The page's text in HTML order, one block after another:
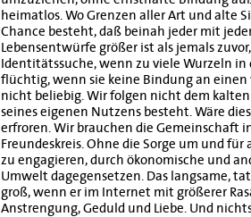
heimatlos. Wo Grenzen aller Art und alte
Chance besteht, daß beinah jeder mit
Lebensentwürfe größer ist als jemals
Identitätssuche, wenn zu viele Wurzeln
flüchtig, wenn sie keine Bindung an
nicht beliebig. Wir folgen nicht dem
seines eigenen Nutzens besteht. Wäre
erfroren. Wir brauchen die Gemeinschaft
Freundeskreis. Ohne die Sorge um und
zu engagieren, durch ökonomische und
Umwelt dagegensetzen. Das langsame,
groß, wenn er im Internet mit größerer
Anstrengung, Geduld und Liebe. Und